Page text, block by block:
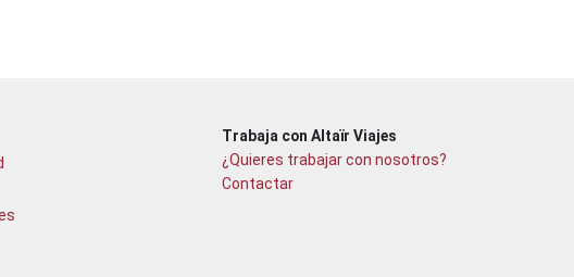
Trabaja con Altaïr Viajes
¿Quieres trabajar con nosotros?
Contactar